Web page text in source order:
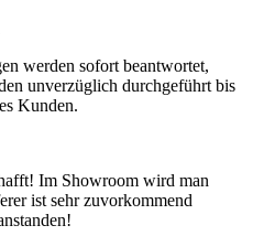
werden sofort beantwortet,
unverzüglich durchgeführt bis
Kunden.
Im Showroom wird man
ist sehr zuvorkommend